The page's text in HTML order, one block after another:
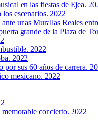
en las fiestas de Ejea.
los escenarios. 2022
unas Murallas Reales
grande de la Plaza de
2022
2022
por sus 60 años de carrera.
mexicano. 2022
concierto. 2022